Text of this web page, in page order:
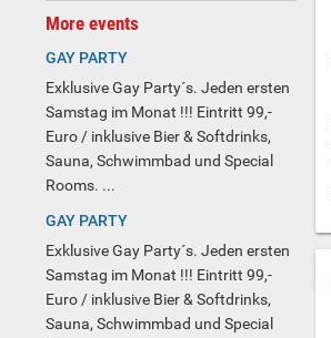
More events
GAY PARTY
Exklusive Gay Party´s. Jeden ersten
Samstag im Monat !!! Eintritt 99,-
Euro / inklusive Bier & Softdrinks,
Sauna, Schwimmbad und Special
Rooms. ...
GAY PARTY
Exklusive Gay Party´s. Jeden ersten
Samstag im Monat !!! Eintritt 99,-
Euro / inklusive Bier & Softdrinks,
Sauna, Schwimmbad und Special